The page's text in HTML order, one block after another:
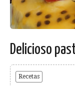
Delicioso
Recetas